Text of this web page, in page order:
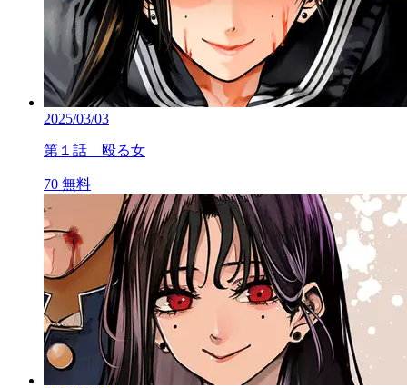
2025/03/03
第１話 殴る女
70 無料